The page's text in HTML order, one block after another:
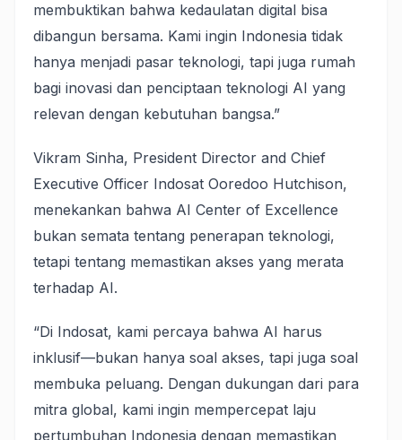
membuktikan bahwa kedaulatan digital bisa
dibangun bersama. Kami ingin Indonesia tidak
hanya menjadi pasar teknologi, tapi juga rumah
bagi inovasi dan penciptaan teknologi AI yang
relevan dengan kebutuhan bangsa.”
Vikram Sinha, President Director and Chief
Executive Officer Indosat Ooredoo Hutchison,
menekankan bahwa AI Center of Excellence
bukan semata tentang penerapan teknologi,
tetapi tentang memastikan akses yang merata
terhadap AI.
“Di Indosat, kami percaya bahwa AI harus
inklusif—bukan hanya soal akses, tapi juga soal
membuka peluang. Dengan dukungan dari para
mitra global, kami ingin mempercepat laju
pertumbuhan Indonesia dengan memastikan